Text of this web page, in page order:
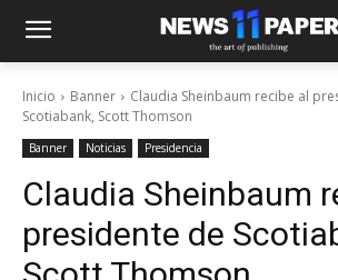
Inicio Banner
Claudia Sheinbaum recibe al
Scotiabank, Scott Thomson
Banner Noticias Presidencia
Claudia Sheinbaum
presidente de